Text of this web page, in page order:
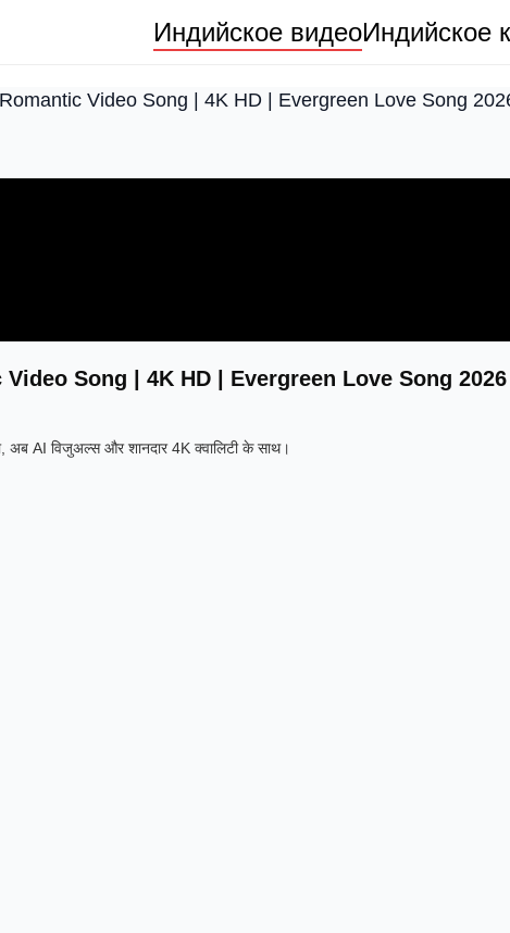
Индийское видеоИндийское
Video Song | 4K HD | Evergreen Love Song
Song | 4K HD | Evergreen Love Song 2026
अब AI विजुअल्स और शानदार 4K क्वालिटी के साथ।